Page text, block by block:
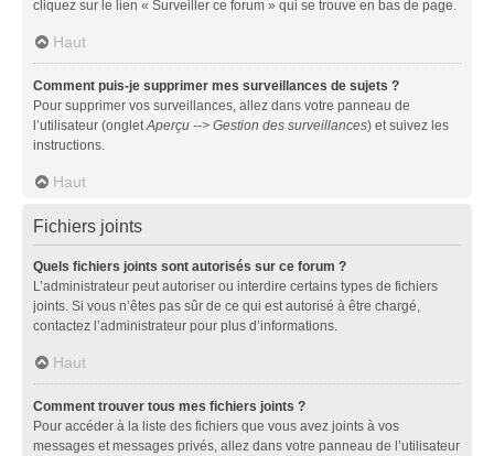
cliquez sur le lien « Surveiller ce forum » qui se trouve en bas de page.
Haut
Comment puis-je supprimer mes surveillances de sujets ?
Pour supprimer vos surveillances, allez dans votre panneau de
l’utilisateur (ongletAperçu --> Gestion des surveillances) et suivez les
instructions.
Haut
Fichiers joints
Quels fichiers joints sont autorisés sur ce forum ?
L’administrateur peut autoriser ou interdire certains types de fichiers
joints. Si vous n’êtes pas sûr de ce qui est autorisé à être chargé,
contactez l’administrateur pour plus d’informations.
Haut
Comment trouver tous mes fichiers joints ?
Pour accéder à la liste des fichiers que vous avez joints à vos
messages et messages privés, allez dans votre panneau de l’utilisateur